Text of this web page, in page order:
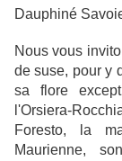
Dauphiné
Nous vous
de suse, pour y
sa flore
l'Orsiera-
Foresto, la
Maurienne,